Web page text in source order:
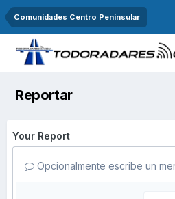
Comunidades Centro Peninsular
Reportar
Your Report
Opcionalmente escribe un